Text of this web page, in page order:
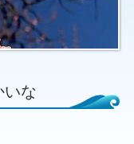
いな